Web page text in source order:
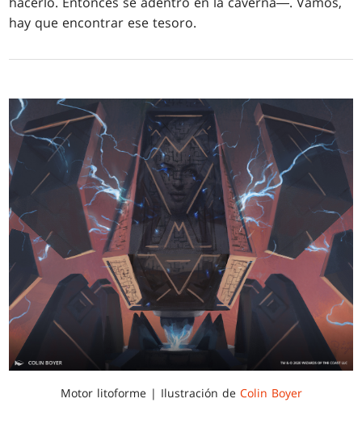
hay que encontrar ese tesoro.
Motor litoforme | Ilustración de Colin Boyer